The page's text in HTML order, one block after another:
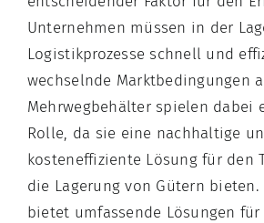
Unternehmen müssen in der
Logistikprozesse schnell und
wechselnde Marktbedingungen
Mehrwegbehälter spielen dabei
Rolle, da sie eine nachhaltige
kosteneffiziente Lösung für den
die Lagerung von Gütern bieten.
bietet umfassende Lösungen